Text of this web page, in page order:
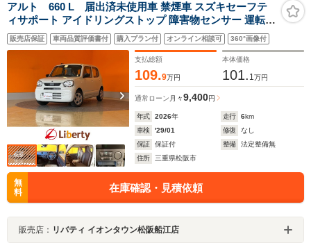
アルト 660 L 届出済未使用車 禁煙車 スズキセーフテ
ィサポート アイドリングストップ 障害物センサー 運転席
シートヒーター ヘッドライトレベライザー オートライ
ト キーレスキー Wエアバック
販売店保証 車両品質評価書付 購入プラン付 オンライン相談可 360°画像付
支払総額
109.9万円
本体価格
101. 1万円
通常ローン 月々9,400円
年式 2026年 走行 6km
車検
'29/01 修復
なし
保証
保証付 整備
法定整備無
住所
三重県松阪市
無
料
在庫確認・見積依頼
販売店： リバティ イオンタウン松阪船江店